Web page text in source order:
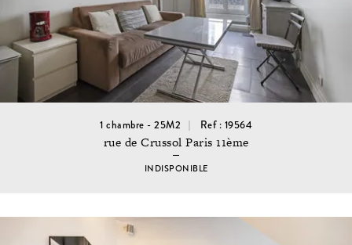
1 chambre - 25M2 Ref : 19564
rue de Crussol Paris 11ème
INDISPONIBLE